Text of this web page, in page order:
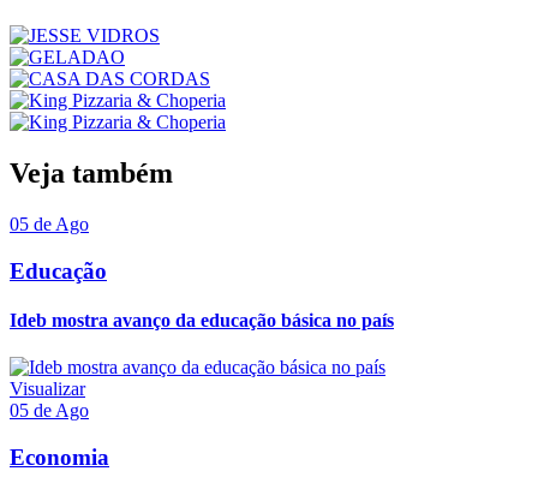
Veja também
05 de Ago
Educação
Ideb mostra avanço da educação básica no país
Visualizar
05 de Ago
Economia